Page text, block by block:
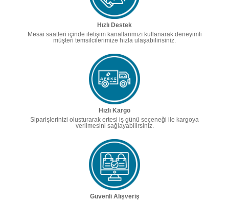
Hızlı Destek
Mesai saatleri içinde iletişim kanallarımızı kullanarak deneyimli
müşteri temsilcilerimize hızla ulaşabilirisiniz.
Hızlı Kargo
Siparişlerinizi oluşturarak ertesi iş günü seçeneği ile kargoya
verilmesini sağlayabilirsiniz.
Güvenli Alışveriş